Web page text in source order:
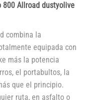
800 Allroad dustyolive
combina la
equipada con
más la potencia
el portabultos, la
que el principio.
ruta, en asfalto o